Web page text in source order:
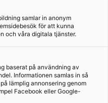
ämnena – skapat för din
själv vilka delar du
tydligt och helt i linje
samlar in anonym
för att kunna
och våra digitala tjänster.
baserat på användning av
Informationen samlas in så
lämplig annonsering genom
Facebook eller Google-